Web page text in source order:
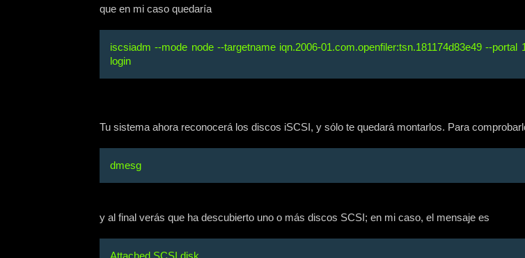
que en mi caso quedaría
iscsiadm --mode node --targetname iqn.2006-01.com.openfiler:tsn.181174d83e49 --portal
login
Tu sistema ahora reconocerá los discos iSCSI, y sólo te quedará montarlos. Para
dmesg
y al final verás que ha descubierto uno o más discos SCSI; en mi caso, el mensaje es
Attached SCSI disk